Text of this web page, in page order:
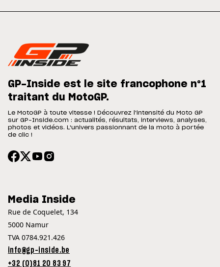
GP-Inside est le site francophone n°1
traitant du MotoGP.
Le MotoGP à toute vitesse ! Découvrez l'intensité du Moto GP
sur GP-Inside.com : actualités, résultats, interviews, analyses,
photos et vidéos. L'univers passionnant de la moto à portée
de clic !
Media Inside
Rue de Coquelet, 134
5000 Namur
TVA 0784.921.426
info@gp-inside.be
+32 (0)81 20 83 97